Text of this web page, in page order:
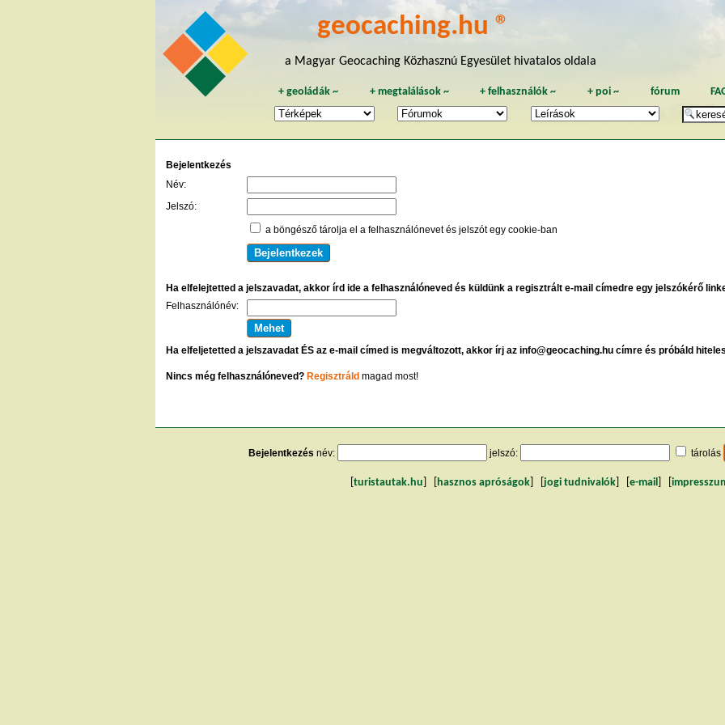
geocaching.hu ®
a Magyar Geocaching Közhasznú Egyesület hivatalos oldala
+geoládák ~ + megtalálások~ +felhasználók ~ + poi~ fórum
Bejelentkezés
Név:
Jelszó:
a böngésző tárolja el a felhasználónevet és jelszót egy cookie-ban
Ha elfelejtetted a jelszavadat, akkor írd ide a felhasználóneved és küldünk a regisztrált e-mail címedre egy jelszókérő
Felhasználónév:
Ha elfeljetetted a jelszavadat ÉS az e-mail címed is megváltozott, akkor írj az info@geocaching.hu címre és próbáld
Nincs még felhasználóneved? Regisztráld magad most!
Bejelentkezés név: jelszó: tárolás
turistautak.hu hasznos apróságok jogi tudnivalók e-mail